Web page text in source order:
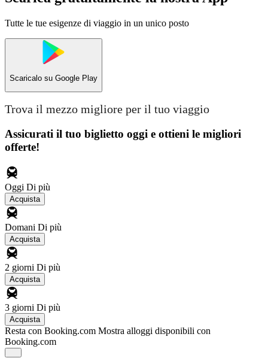
Tutte le tue esigenze di viaggio in un unico posto
Scaricalo su Google Play
Trova il mezzo migliore per il tuo viaggio
Assicurati il ​​tuo biglietto oggi e ottieni le migliori
offerte!
Oggi Di più
Acquista
Domani Di più
Acquista
2 giorni Di più
Acquista
3 giorni Di più
Acquista
Resta con Booking.com Mostra alloggi disponibili con
Booking.com